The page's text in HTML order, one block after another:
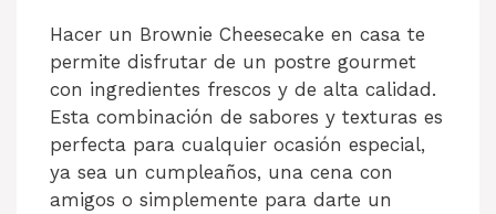
Hacer un Brownie Cheesecake en casa te
permite disfrutar de un postre gourmet
con ingredientes frescos y de alta calidad.
Esta combinación de sabores y texturas es
perfecta para cualquier ocasión especial,
ya sea un cumpleaños, una cena con
amigos o simplemente para darte un